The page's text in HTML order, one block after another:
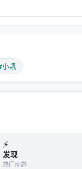
》。作者栏只有一个名
小凯
⚡
发现
热门动态